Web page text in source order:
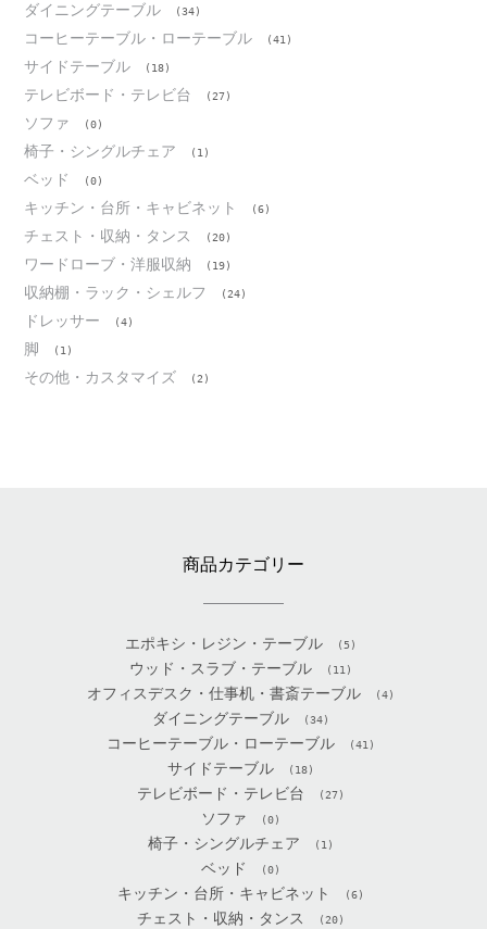
ダイニングテーブル (34)
コーヒーテーブル・ローテーブル (41)
サイドテーブル (18)
テレビボード・テレビ台 (27)
ソファ (0)
椅子・シングルチェア (1)
ベッド (0)
キッチン・台所・キャビネット (6)
チェスト・収納・タンス (20)
ワードローブ・洋服収納 (19)
収納棚・ラック・シェルフ (24)
ドレッサー (4)
脚 (1)
その他・カスタマイズ (2)
商品カテゴリー
エポキシ・レジン・テーブル (5)
ウッド・スラブ・テーブル (11)
オフィスデスク・仕事机・書斎テーブル (4)
ダイニングテーブル (34)
コーヒーテーブル・ローテーブル (41)
サイドテーブル (18)
テレビボード・テレビ台 (27)
ソファ (0)
椅子・シングルチェア (1)
ベッド (0)
キッチン・台所・キャビネット (6)
チェスト・収納・タンス (20)